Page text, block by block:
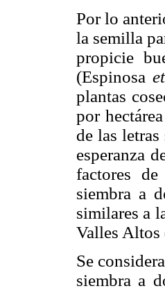
Por lo
la semilla
propicie
(Espinosa
plantas
por
de las
esperanza
factores
siembra a
similares a
Valles
Se
siembra a